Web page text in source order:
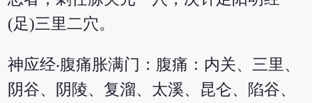
(足)三里二穴。
神应经‧腹痛胀满门：腹痛：内关、三里、
阴谷、阴陵、复溜、太溪、昆仑、陷谷、